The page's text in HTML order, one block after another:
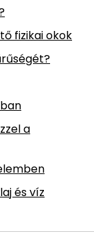
fizikai okok
a
és víz